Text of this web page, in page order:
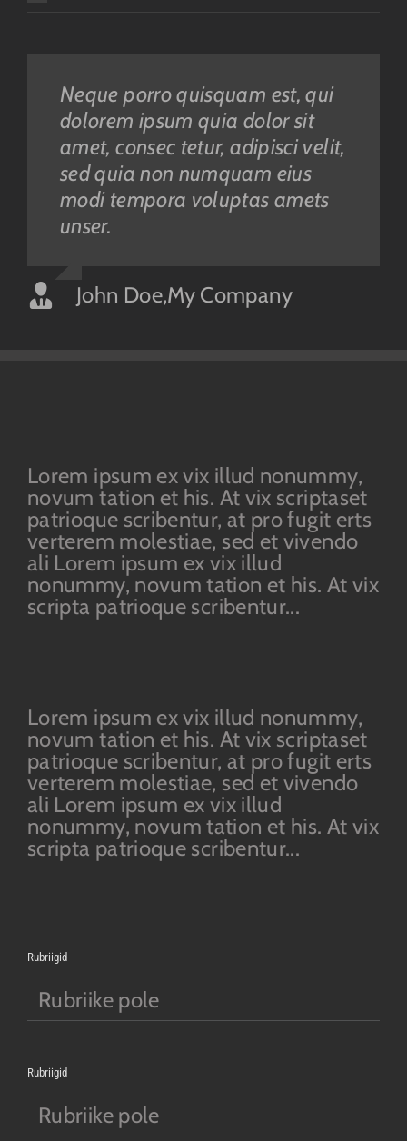
Neque porro quisquam est, qui
dolorem ipsum quia dolor sit
amet, consec tetur, adipisci velit,
sed quia non numquam eius
modi tempora voluptas amets
unser.
John Doe,My Company
Aliquam erat volutpat. Quisque
at est id ligula facilisis laoreet
eget pulvinar nibh. Suspendisse
at ultrices dui. Curabitur ac felis
arcu sadips ipsums fugiats
nemis.
Luke Beck,Theme Fusion
Lorem ipsum ex vix illud nonummy,
novum tation et his. At vix scriptaset
patrioque scribentur, at pro fugit erts
verterem molestiae, sed et vivendo
ali Lorem ipsum ex vix illud
nonummy, novum tation et his. At vix
scripta patrioque scribentur...
Lorem ipsum ex vix illud nonummy,
novum tation et his. At vix scriptaset
patrioque scribentur, at pro fugit erts
verterem molestiae, sed et vivendo
ali Lorem ipsum ex vix illud
nonummy, novum tation et his. At vix
scripta patrioque scribentur...
Rubriigid
Rubriike pole
Rubriigid
Rubriike pole